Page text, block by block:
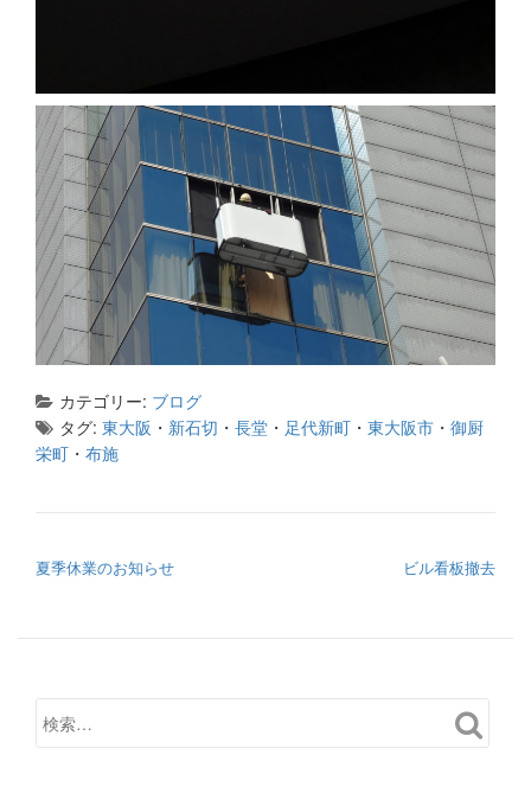
カテゴリー: ブログ
タグ: 東大阪 ・ 新石切 ・ 長堂 ・ 足代新町 ・ 東大阪市 ・ 御厨
栄町 ・ 布施
夏季休業のお知らせ ビル看板撤去